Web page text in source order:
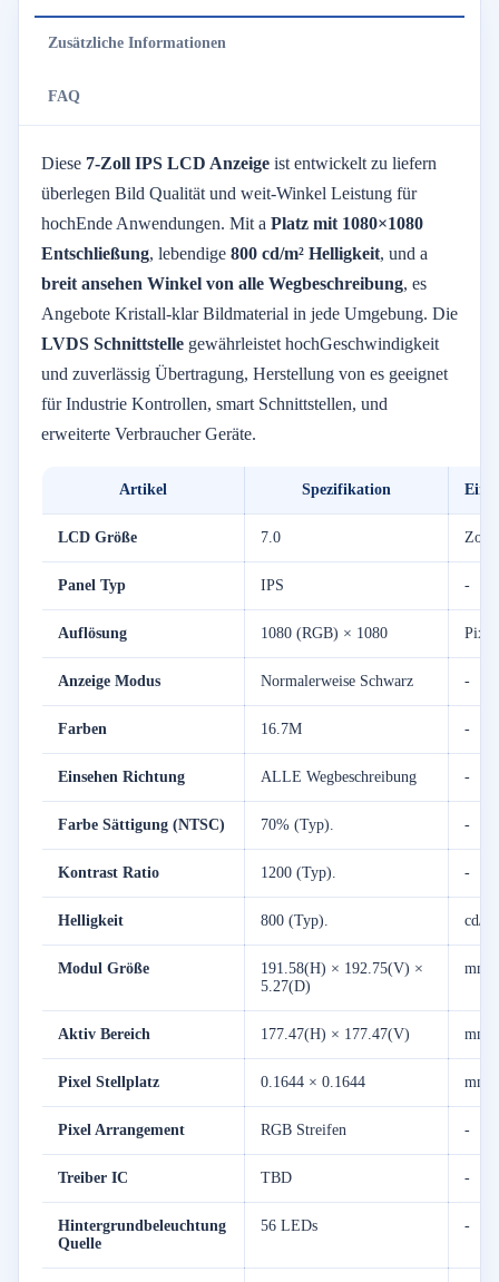
Zusätzliche Informationen
FAQ
Diese 7-Zoll IPS LCD Anzeige ist entwickelt zu liefern
überlegen Bild Qualität und weit-Winkel Leistung für
hochEnde Anwendungen. Mit a Platz mit 1080×1080
Entschließung, lebendige 800 cd/m² Helligkeit, und a
breit ansehen Winkel von alle Wegbeschreibung, es
Angebote Kristall-klarBildmaterial in jede Umgebung. Die
LVDS Schnittstelle gewährleistet hochGeschwindigkeit
und zuverlässig Übertragung, Herstellung von es geeignet
fürIndustrie Kontrollen, smart Schnittstellen, und
erweiterte VerbraucherGeräte.
Artikel Spezifikation
LCD Größe 7.0 Zoll
Panel Typ IPS -
Auflösung 1080 (RGB) × 1080 Pixel
Anzeige Modus Normalerweise Schwarz -
Farben 16.7M -
Einsehen Richtung ALLE Wegbeschreibung -
Farbe Sättigung (NTSC) 70% (Typ). -
Kontrast Ratio 1200 (Typ). -
Helligkeit 800 (Typ). cd/
Modul Größe 191.58(H) × 192.75(V) ×
5.27(D)
mm
Aktiv Bereich 177.47(H) × 177.47(V) mm
Pixel Stellplatz 0.1644 × 0.1644 mm
Pixel Arrangement RGB Streifen -
Treiber IC TBD -
Hintergrundbeleuchtung
Quelle
56 LEDs -